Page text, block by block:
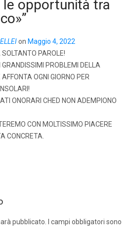
le opportunità tra
”
on Maggio 4, 2022
SOLTANTO PAROLE!
GRANDISSIMI PROBLEMI DELLA
OGNI GIORNO PER
ONORARI CHED NON ADEMPIONO
CON MOLTISSIMO PIACERE
CONCRETA.
pubblicato.
I campi obbligatori sono